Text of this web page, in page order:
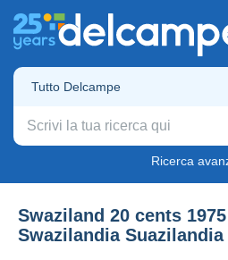
Tutto Delcampe
Ricerca
Swaziland 20 cents
Swazilandia Suazilandia